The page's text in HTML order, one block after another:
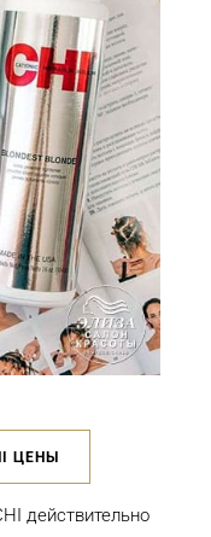
ЦЕНЫ
действительно